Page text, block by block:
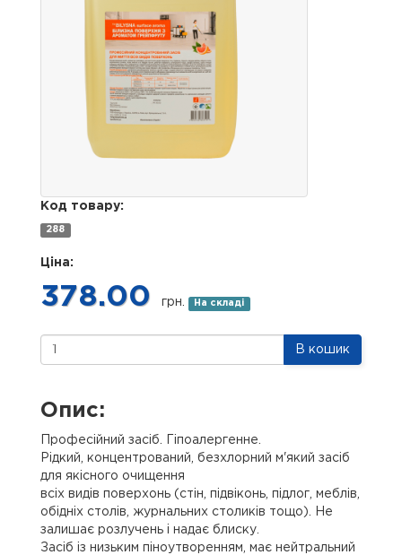
Код товару:
288
Ціна:
378.00 грн. На складі
В кошик
Опис:
Професійний засіб. Гіпоалергенне.
Рідкий, концентрований, безхлорний м'який засіб
для якісного очищення
всіх видів поверхонь (стін, підвіконь, підлог, меблів,
обідніх столів, журнальних столиків тощо). Не
залишає розлучень і надає блиску.
Засіб із низьким піноутворенням, має нейтральний